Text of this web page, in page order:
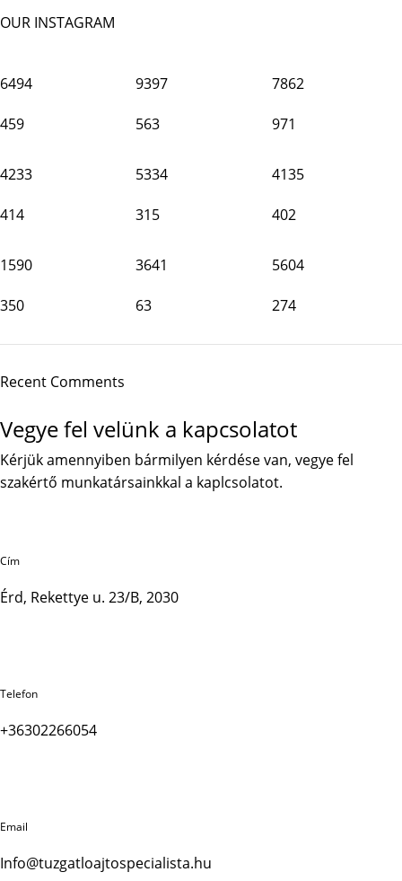
OUR INSTAGRAM
6494
459
9397
563
7862
971
4233
414
5334
315
4135
402
1590
350
3641
63
5604
274
Recent Comments
Vegye fel velünk a kapcsolatot
Kérjük amennyiben bármilyen kérdése van, vegye fel
szakértő munkatársainkkal a kaplcsolatot.
Cím
Érd, Rekettye u. 23/B, 2030
Telefon
+36302266054
Email
Info@tuzgatloajtospecialista.hu